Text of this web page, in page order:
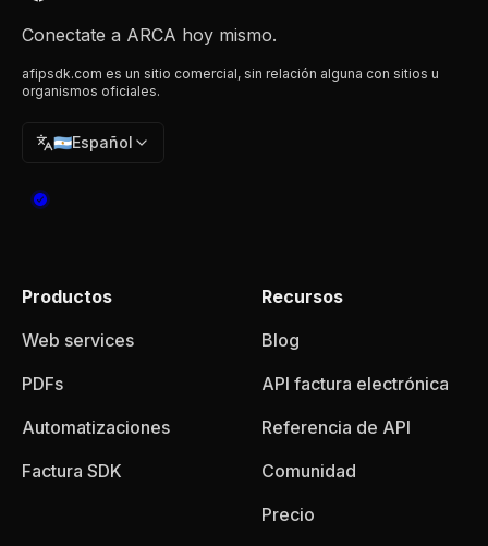
Conectate a ARCA hoy mismo.
afipsdk.com es un sitio comercial, sin relación alguna con sitios u
organismos oficiales.
🇦🇷Español
Productos
Web services
PDFs
Automatizaciones
Factura SDK
Recursos
Blog
API factura electrónica
Referencia de API
Comunidad
Precio